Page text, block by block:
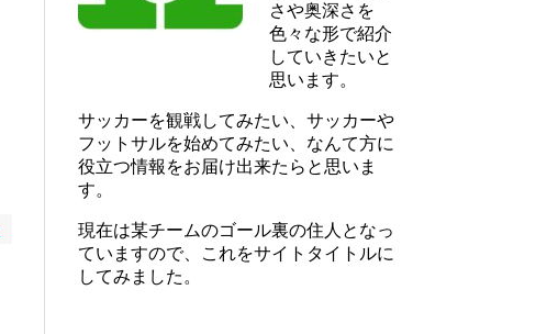
さや奥深さを
色々な形で紹介
していきたいと
思います。
サッカーを観戦してみたい、サッカーや
フットサルを始めてみたい、なんて方に
役立つ情報をお届け出来たらと思いま
す。
現在は某チームのゴール裏の住人となっ
ていますので、これをサイトタイトルに
してみました。